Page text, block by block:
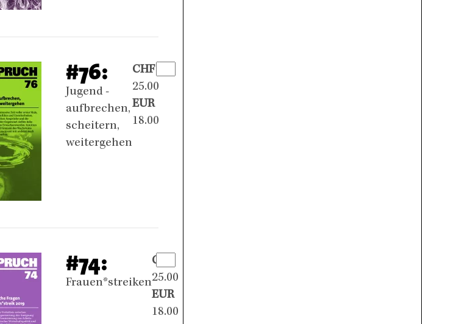
#76:
Jugend -
aufbrechen,
scheitern,
weitergehen
CHF
25.00
EUR
18.00
#74:
Frauen*streiken
CHF
25.00
EUR
18.00